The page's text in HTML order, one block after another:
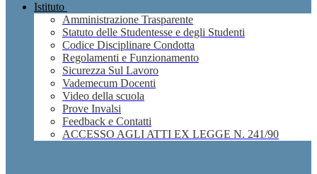
Istituto
Amministrazione Trasparente
Statuto delle Studentesse e degli Studenti
Codice Disciplinare Condotta
Regolamenti e Funzionamento
Sicurezza Sul Lavoro
Vademecum Docenti
Video della scuola
Prove Invalsi
Feedback e Contatti
ACCESSO AGLI ATTI EX LEGGE N. 241/90